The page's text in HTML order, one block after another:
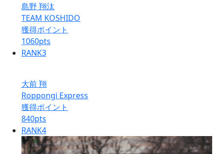
島野 翔汰
TEAM KOSHIDO
獲得ポイント
1060pts
RANK3
大前 翔
Roppongi Express
獲得ポイント
840pts
RANK4